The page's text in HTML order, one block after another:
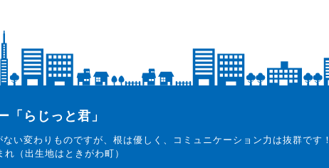
「らじっと君」
い変わりものですが、根は優しく、コミュニケーション力は抜群です！
（出生地はときがわ町）